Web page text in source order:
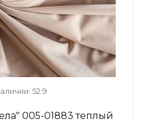
52.9
005-01883 теплый